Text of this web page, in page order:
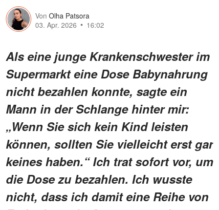
Von Olha Patsora
03. Apr. 2026
16:02
Als eine junge Krankenschwester im
Supermarkt eine Dose Babynahrung
nicht bezahlen konnte, sagte ein
Mann in der Schlange hinter mir:
„Wenn Sie sich kein Kind leisten
können, sollten Sie vielleicht erst gar
keines haben.“ Ich trat sofort vor, um
die Dose zu bezahlen. Ich wusste
nicht, dass ich damit eine Reihe von